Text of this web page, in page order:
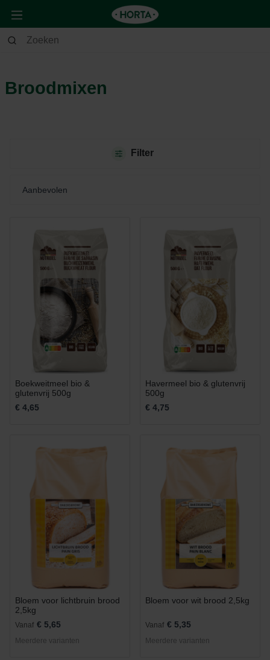
Huis & Deco
Broodmixen
Filter
Boekweitmeel bio &
glutenvrij 500g
€ 4,65
Havermeel bio & glutenvrij
500g
€ 4,75
Bloem voor lichtbruin brood
2,5kg
Vanaf € 5,65
Meerdere varianten
Bloem voor wit brood 2,5kg
Vanaf € 5,35
Meerdere varianten